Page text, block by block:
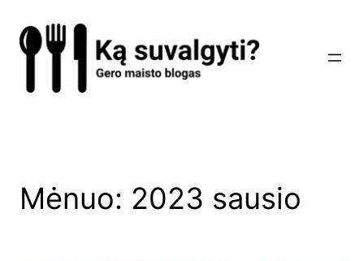
prie
turinio
Mėnuo: 2023 sausio